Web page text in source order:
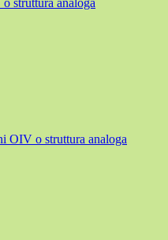
struttura analoga
OIV o struttura analoga